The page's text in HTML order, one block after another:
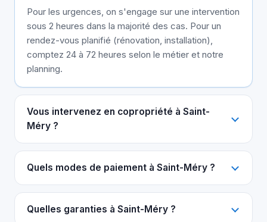
Pour les urgences, on s'engage sur une intervention
sous 2 heures dans la majorité des cas. Pour un
rendez-vous planifié (rénovation, installation),
comptez 24 à 72 heures selon le métier et notre
planning.
Vous intervenez en copropriété à Saint-
Méry ?
Quels modes de paiement à Saint-Méry ?
Quelles garanties à Saint-Méry ?